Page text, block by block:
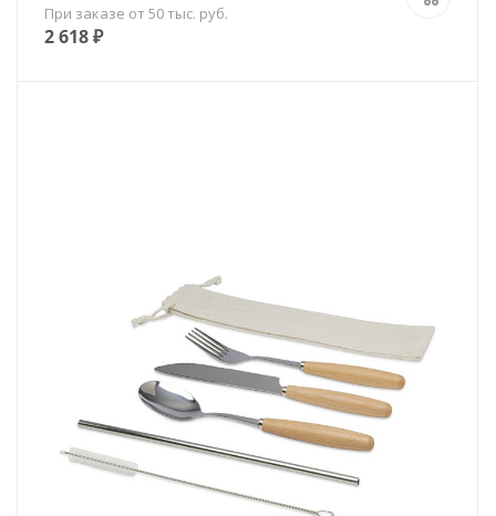
При заказе от 50 тыс. руб.
2 618₽